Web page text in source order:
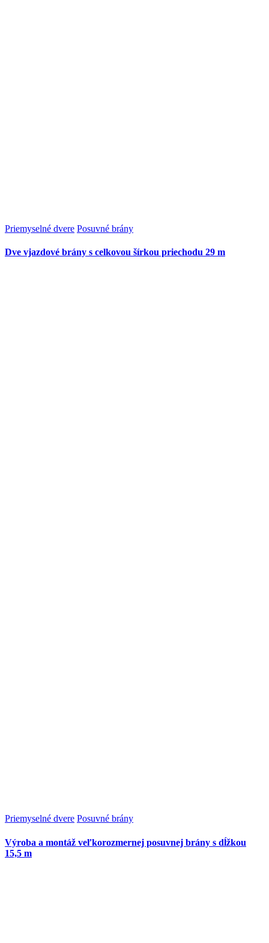
Priemyselné dvere Posuvné brány
Dve vjazdové brány s celkovou šírkou priechodu 29 m
Priemyselné dvere Posuvné brány
Výroba a montáž veľkorozmernej posuvnej brány s dĺžkou
15,5 m